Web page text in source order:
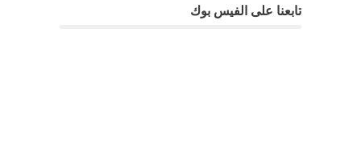
تابعنا على الفيس بوك